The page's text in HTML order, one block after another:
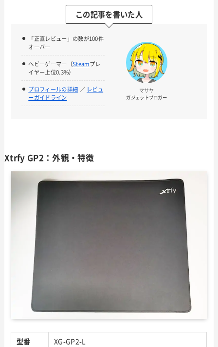
この記事を書いた人
「正直レビュー」の数が100件
オーバー
ヘビーゲーマー（Steamプレ
イヤー上位0.3%）
プロフィールの詳細 ／ レビュ
ーガイドライン
マサヤ
ガジェットブロガー
Xtrfy GP2：外観・特徴
型番
XG-GP2-L